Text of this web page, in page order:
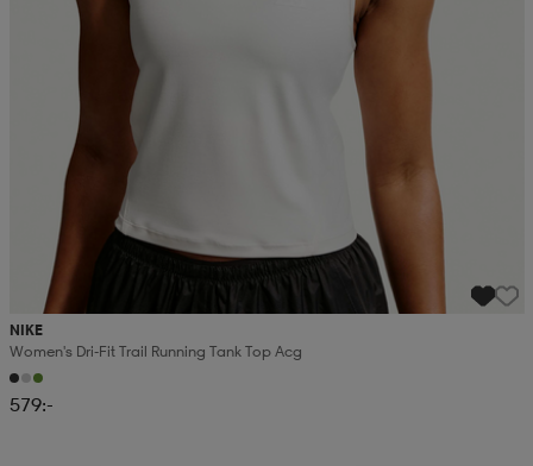
NIKE
Women's Dri-Fit Trail Running Tank Top Acg
579:-